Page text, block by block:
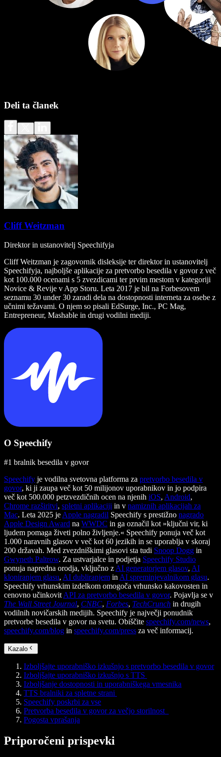
Deli ta članek
Cliff Weitzman
Direktor in ustanovitelj Speechifyja
Cliff Weitzman je zagovornik disleksije ter direktor in ustanovitelj
Speechifyja, najboljše aplikacije za pretvorbo besedila v govor z več
kot 100.000 ocenami s 5 zvezdicami ter prvim mestom v kategoriji
Novice & Revije v App Storu. Leta 2017 je bil na Forbesovem
seznamu 30 under 30 zaradi dela na dostopnosti interneta za osebe z
učnimi težavami. O njem so pisali EdSurge, Inc., PC Mag,
Entrepreneur, Mashable in drugi vodilni mediji.
O Speechify
#1 bralnik besedila v govor
Speechify je vodilna svetovna platforma za pretvorbo besedila v
govor, ki ji zaupa več kot 50 milijonov uporabnikov in jo podpira
več kot 500.000 petzvezdičnih ocen na njenih iOS, Android,
Chrome razširitvi, spletni aplikaciji in v namiznih aplikacijah za
Mac. Leta 2025 je Apple nagradil Speechify s prestižno nagrado
Apple Design Award na WWDC in ga označil kot »ključni vir, ki
ljudem pomaga živeti polno življenje.« Speechify ponuja več kot
1.000 naravnih glasov v več kot 60 jezikih in se uporablja v skoraj
200 državah. Med zvezdniškimi glasovi sta tudi Snoop Dogg in
Gwyneth Paltrow. Za ustvarjalce in podjetja Speechify Studio
ponuja napredna orodja, vključno z AI generatorjem glasov, AI
kloniranjem glasu, AI dubliranjem in AI spreminjevalnikom glasu.
Speechify vrhunskim izdelkom omogoča vrhunsko kakovosten in
cenovno učinkovit API za pretvorbo besedila v govor. Pojavlja se v
The Wall Street Journal, CNBC, Forbes, TechCrunch in drugih
vodilnih novičarskih medijih. Speechify je največji ponudnik
pretvorbe besedila v govor na svetu. Obiščite speechify.com/news,
speechify.com/blog in speechify.com/press za več informacij.
Kazalo
Izboljšajte uporabniško izkušnjo s pretvorbo besedila v govor
Izboljšajte uporabniško izkušnjo s TTS
Izboljšanje dostopnosti in uporabniškega vmesnika
TTS bralniki za spletne strani
Speechify poskrbi za vse
Pretvorba besedila v govor za večjo storilnost
Pogosta vprašanja
Priporočeni prispevki